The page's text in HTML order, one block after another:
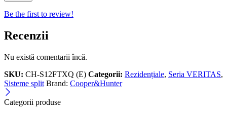
Be the first to review!
Recenzii
Nu există comentarii încă.
SKU: CH-S12FTXQ (E) Categorii: Rezidențiale, Seria VERITAS,
Sisteme split Brand: Cooper&Hunter
Categorii produse